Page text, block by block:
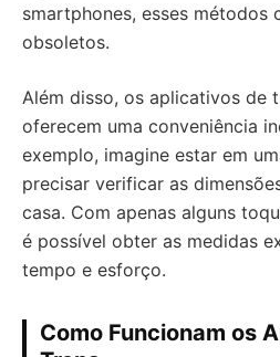
smartphones, esses métodos
obsoletos.
Além disso, os aplicativos de
oferecem uma conveniência
exemplo, imagine estar em
precisar verificar as
casa. Com apenas alguns
é possível obter as medidas
tempo e esforço.
Como Funcionam os